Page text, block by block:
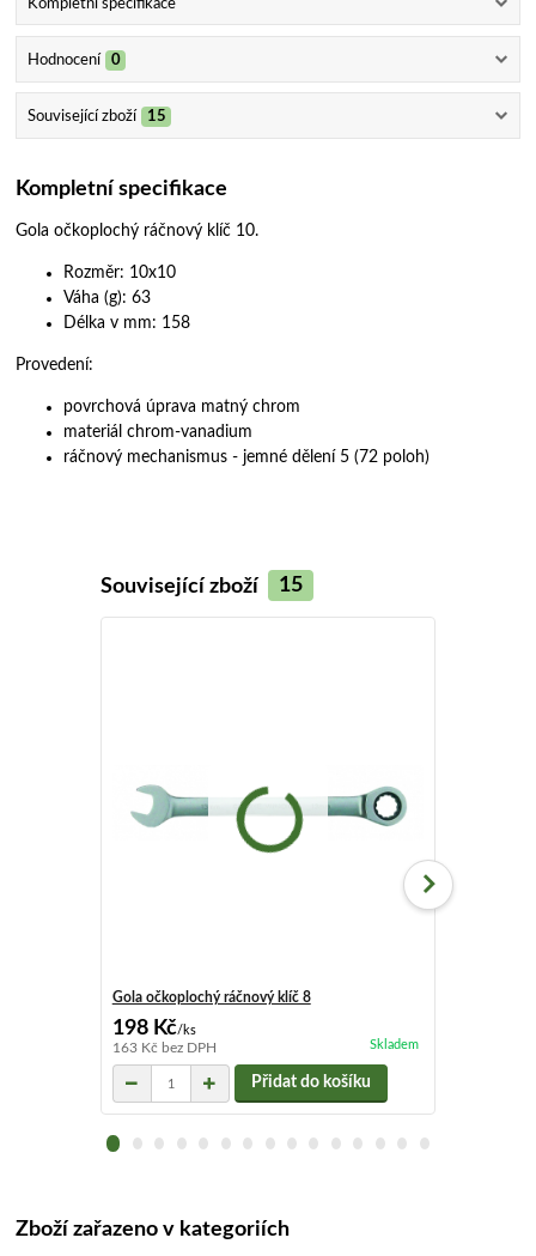
Hodnocení 0
Související zboží 15
Kompletní specifikace
Gola očkoplochý ráčnový klíč 10.
Rozměr: 10x10
Váha (g): 63
Délka v mm: 158
Provedení:
povrchová úprava matný chrom
materiál chrom-vanadium
ráčnový mechanismus - jemné dělení 5 (72 poloh)
Související zboží 15
Gola očkoplochý ráčnový klíč 8
198 Kč/ks
163 Kč bez DPH Skladem
Přidat do košíku
Zboží zařazeno v kategoriích